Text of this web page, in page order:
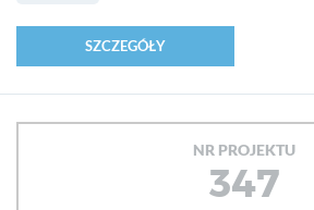
SZCZEGÓŁY
NR PROJEKTU
347